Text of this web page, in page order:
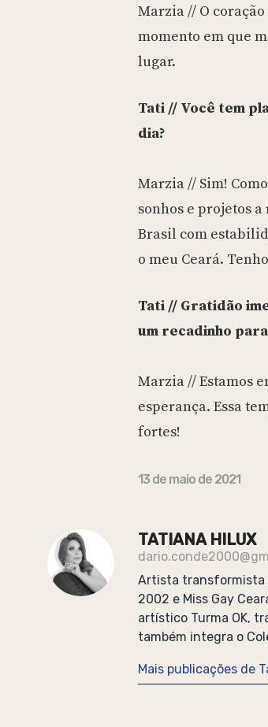
Marzia // O
momento em que
lugar.
Tati // Você tem
dia?
Marzia // Sim!
sonhos e projetos
Brasil com
o meu Ceará.
Tati // Gratidão
um recadinho
Marzia // Estamos
esperança. Essa
fortes!
13 de maio de 2021
TATIANA HILUX
Artista transformista
2002 e Miss Gay
artístico Turma OK,
também integra o
Mais publicações de